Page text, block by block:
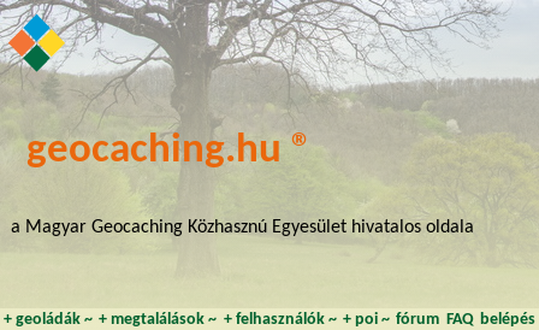
geocaching.hu ®
a Magyar Geocaching Közhasznú Egyesület hivatalos oldala
+ geoládák~ +megtalálások ~ + felhasználók~ + poi~ fórum FAQ belépés